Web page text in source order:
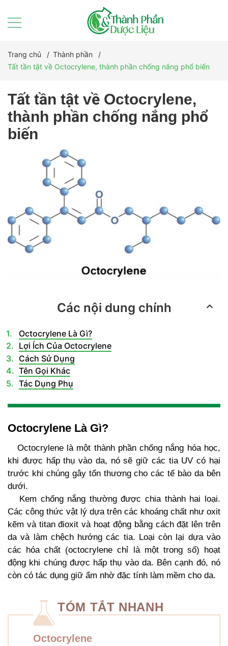
Trang chủ / Thành phần
/
Tất tần tật về Octocrylene, thành phần chống nắng phổ biến
Tất tần tật về Octocrylene,
thành phần chống nắng phổ
biến
Các nội dung chính
Octocrylene Là Gì?
Lợi Ích Của Octocrylene
Cách Sử Dụng
Tên Gọi Khác
Tác Dụng Phụ
Octocrylene Là Gì?
Octocrylene là một thành phần chống nắng hóa học,
khi được hấp thụ vào da, nó sẽ giữ các tia UV có hại
trước khi chúng gây tổn thương cho các tế bào da bên
dưới.
Kem chống nắng thường được chia thành hai loại.
Các công thức vật lý dựa trên các khoáng chất như oxit
kẽm và titan đioxit và hoạt động bằng cách đặt lên trên
da và làm chệch hướng các tia. Loại còn lại dựa vào
các hóa chất (octocrylene chỉ là một trong số) hoạt
động khi chúng được hấp thụ vào da. Bên cạnh đó, nó
còn có tác dụng giữ ẩm nhờ đặc tính làm mềm cho da.
TÓM TẮT NHANH
Octocrylene